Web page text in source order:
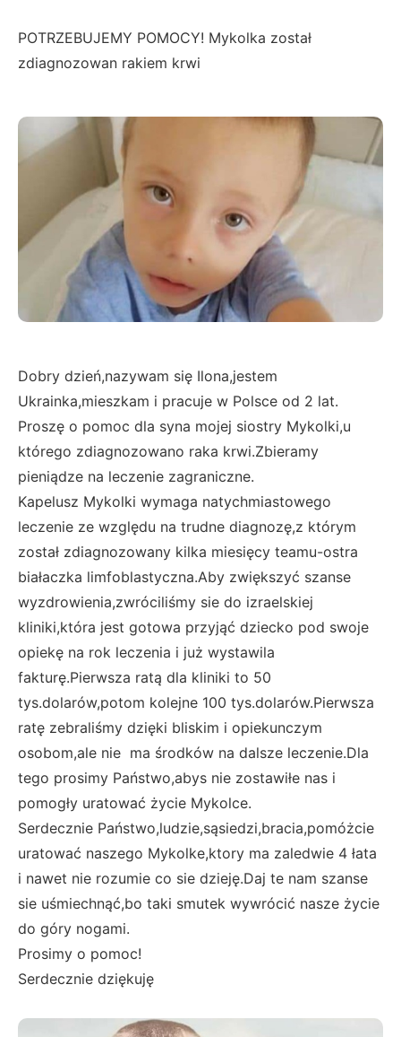
POTRZEBUJEMY POMOCY! Mykolka został
zdiagnozowan rakiem krwi
Dobry dzień,nazywam się Ilona,jestem
Ukrainka,mieszkam i pracuje w Polsce od 2 lat.
Proszę o pomoc dla syna mojej siostry Mykolki,u
którego zdiagnozowano raka krwi.Zbieramy
pieniądze na leczenie zagraniczne.
Kapelusz Mykolki wymaga natychmiastowego
leczenie ze względu na trudne diagnozę,z którym
został zdiagnozowany kilka miesięcy teamu-ostra
białaczka limfoblastyczna.Aby zwiększyć szanse
wyzdrowienia,zwróciliśmy sie do izraelskiej
kliniki,która jest gotowa przyjąć dziecko pod swoje
opiekę na rok leczenia i już wystawila
fakturę.Pierwsza ratą dla kliniki to 50
tys.dolarów,potom kolejne 100 tys.dolarów.Pierwsza
ratę zebraliśmy dzięki bliskim i opiekunczym
osobom,ale nie ma środków na dalsze leczenie.Dla
tego prosimy Państwo,abys nie zostawiłe nas i
pomogły uratować życie Mykolce.
Serdecznie Państwo,ludzie,sąsiedzi,bracia,pomóżcie
uratować naszego Mykolke,ktory ma zaledwie 4 łata
i nawet nie rozumie co sie dzieję.Daj te nam szanse
sie uśmiechnąć,bo taki smutek wywrócić nasze życie
do góry nogami.
Prosimy o pomoc!
Serdecznie dziękuję